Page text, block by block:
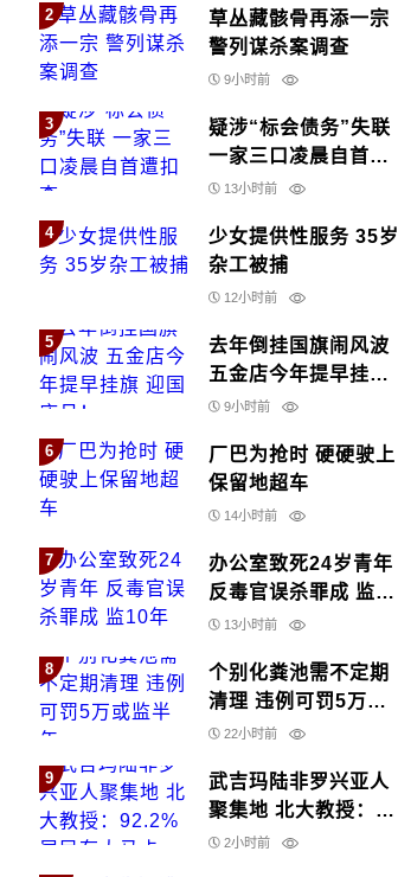
2
草丛藏骸骨再添一宗
警列谋杀案调查
9小时前
3
疑涉“标会债务”失联
一家三口凌晨自首遭
扣查
13小时前
4
少女提供性服务 35岁
杂工被捕
12小时前
5
去年倒挂国旗闹风波
五金店今年提早挂旗
迎国庆月！
9小时前
6
厂巴为抢时 硬硬驶上
保留地超车
14小时前
7
办公室致死24岁青年
反毒官误杀罪成 监10
年13小时前
8
个别化粪池需不定期
清理 违例可罚5万或
监半年
22小时前
9
武吉玛陆非罗兴亚人
聚集地 北大教授：
92.2%居民有大马卡
2小时前